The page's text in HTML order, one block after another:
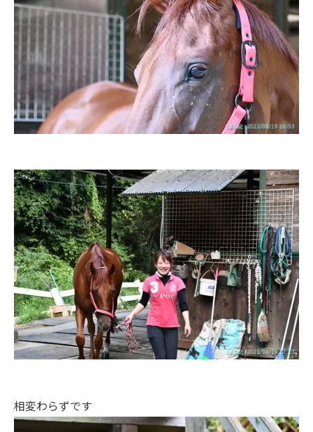
相変わらずです